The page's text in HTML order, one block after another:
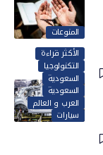
المنوعات
الأكثر قراءة
التكنولوجيا
السعودية
السعودية
العرب و العالم
سيارات